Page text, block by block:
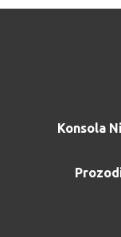
Konsola